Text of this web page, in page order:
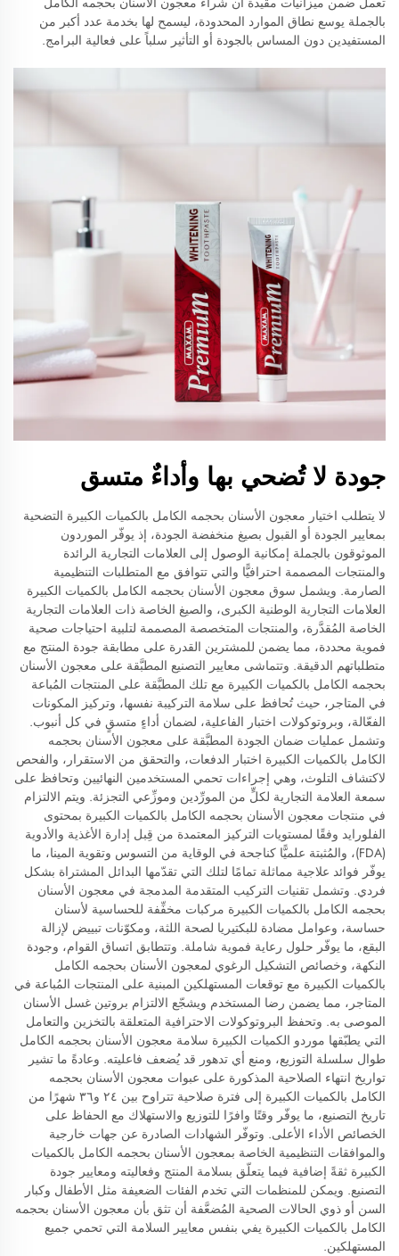
بالجملة يوسع نطاق الموارد المحدودة، ليسمح لها بخدمة عدد أكبر من
المستفيدين دون المساس بالجودة أو التأثير سلباً على فعالية البرامج.
جودة لا تُضحي بها وأداءٌ متسق
لا يتطلب اختيار معجون الأسنان بحجمه الكامل بالكميات الكبيرة التضحية
بمعايير الجودة أو القبول بصيغ منخفضة الجودة، إذ يوفّر الموردون
الموثوقون بالجملة إمكانية الوصول إلى العلامات التجارية الرائدة
والمنتجات المصممة احترافيًّا والتي تتوافق مع المتطلبات التنظيمية
الصارمة. ويشمل سوق معجون الأسنان بحجمه الكامل بالكميات الكبيرة
العلامات التجارية الوطنية الكبرى، والصيغ الخاصة ذات العلامات التجارية
الخاصة المُقدَّرة، والمنتجات المتخصصة المصممة لتلبية احتياجات صحية
فموية محددة، مما يضمن للمشترين القدرة على مطابقة جودة المنتج مع
متطلباتهم الدقيقة. وتتماشى معايير التصنيع المطبَّقة على معجون الأسنان
بحجمه الكامل بالكميات الكبيرة مع تلك المطبَّقة على المنتجات المُباعة
في المتاجر، حيث تُحافظ على سلامة التركيبة نفسها، وتركيز المكونات
الفعّالة، وبروتوكولات اختبار الفاعلية، لضمان أداءٍ متسقٍ في كل أنبوب.
وتشمل عمليات ضمان الجودة المطبَّقة على معجون الأسنان بحجمه
الكامل بالكميات الكبيرة اختبار الدفعات، والتحقق من الاستقرار، والفحص
لاكتشاف التلوث، وهي إجراءات تحمي المستخدمين النهائيين وتحافظ على
سمعة العلامة التجارية لكلٍّ من المورِّدين وموزِّعي التجزئة. ويتم الالتزام
في منتجات معجون الأسنان بحجمه الكامل بالكميات الكبيرة بمحتوى
الفلورايد وفقًا لمستويات التركيز المعتمدة من قِبل إدارة الأغذية والأدوية
(FDA)، والمُثبتة علميًّا كناجحة في الوقاية من التسوس وتقوية المينا، ما
يوفّر فوائد علاجية مماثلة تمامًا لتلك التي تقدّمها البدائل المشتراة بشكل
فردي. وتشمل تقنيات التركيب المتقدمة المدمجة في معجون الأسنان
بحجمه الكامل بالكميات الكبيرة مركبات مخفِّفة للحساسية لأسنان
حساسة، وعوامل مضادة للبكتيريا لصحة اللثة، ومكوّنات تبييض لإزالة
البقع، ما يوفّر حلول رعاية فموية شاملة. وتتطابق اتساق القوام، وجودة
النكهة، وخصائص التشكيل الرغوي لمعجون الأسنان بحجمه الكامل
بالكميات الكبيرة مع توقعات المستهلكين المبنية على المنتجات المُباعة في
المتاجر، مما يضمن رضا المستخدم ويشجّع الالتزام بروتين غسل الأسنان
الموصى به. وتحفظ البروتوكولات الاحترافية المتعلقة بالتخزين والتعامل
التي يطبّقها موردو الكميات الكبيرة سلامة معجون الأسنان بحجمه الكامل
طوال سلسلة التوزيع، ومنع أي تدهور قد يُضعف فاعليته. وعادةً ما تشير
تواريخ انتهاء الصلاحية المذكورة على عبوات معجون الأسنان بحجمه
الكامل بالكميات الكبيرة إلى فترة صلاحية تتراوح بين ٢٤ و٣٦ شهرًا من
تاريخ التصنيع، ما يوفّر وقتًا وافرًا للتوزيع والاستهلاك مع الحفاظ على
الخصائص الأداء الأعلى. وتوفّر الشهادات الصادرة عن جهات خارجية
والموافقات التنظيمية الخاصة بمعجون الأسنان بحجمه الكامل بالكميات
الكبيرة ثقةً إضافية فيما يتعلّق بسلامة المنتج وفعاليته ومعايير جودة
التصنيع. ويمكن للمنظمات التي تخدم الفئات الضعيفة مثل الأطفال وكبار
السن أو ذوي الحالات الصحية المُضعَّفة أن تثق بأن معجون الأسنان بحجمه
الكامل بالكميات الكبيرة يفي بنفس معايير السلامة التي تحمي جميع
المستهلكين.